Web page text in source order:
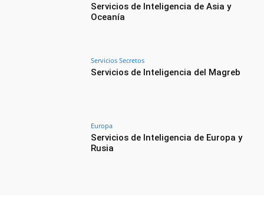
Servicios de Inteligencia de Asia y
Oceanía
Servicios Secretos
Servicios de Inteligencia del Magreb
Europa
Servicios de Inteligencia de Europa y
Rusia